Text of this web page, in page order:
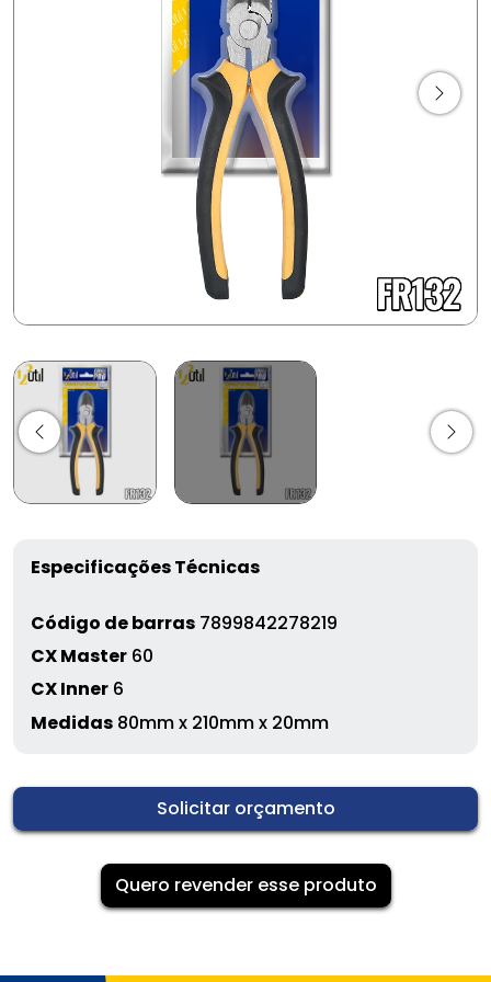
Especificações Técnicas
Código de barras 7899842278219
CX Master 60
CX Inner 6
Medidas 80mm x 210mm x 20mm
Solicitar orçamento
Quero revender esse produto